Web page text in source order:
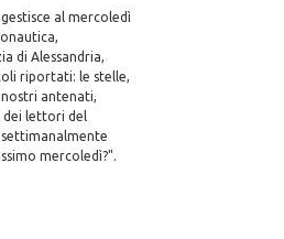
al mercoledì
di Alessandria,
riportati: le stelle,
antenati,
dei lettori del
mercoledì?".